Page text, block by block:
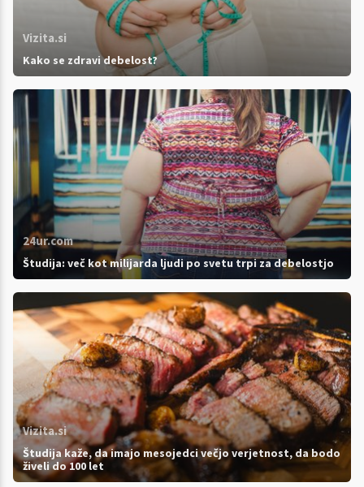
Vizita.si
Kako se zdravi debelost?
24ur.com
Študija: več kot milijarda ljudi po svetu trpi za debelostjo
Vizita.si
Študija kaže, da imajo mesojedci večjo verjetnost, da bodo
živeli do 100 let